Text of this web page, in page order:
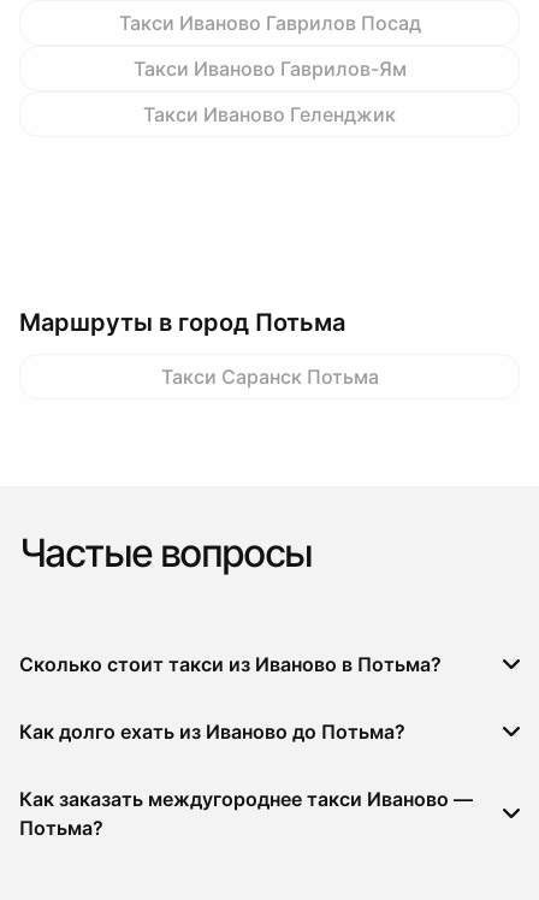
Такси Иваново Гаврилов Посад
Такси Иваново Гаврилов-Ям
Такси Иваново Геленджик
Маршруты в город Потьма
Такси Саранск Потьма
Частые вопросы
Сколько стоит такси из Иваново в Потьма?
Как долго ехать из Иваново до Потьма?
Как заказать междугороднее такси Иваново —
Потьма?